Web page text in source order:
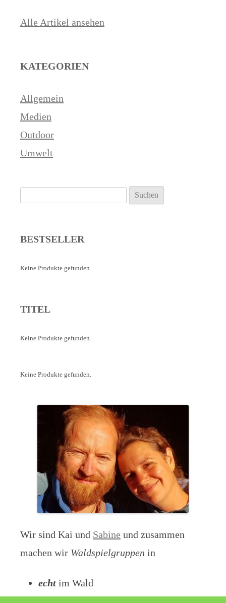
Alle Artikel ansehen
KATEGORIEN
Allgemein
Medien
Outdoor
Umwelt
nach:
BESTSELLER
Keine Produkte gefunden.
TITEL
Keine Produkte gefunden.
Keine Produkte gefunden.
Wir sind Kai und Sabine und zusammen
machen wir Waldspielgruppen in
echt im Wald